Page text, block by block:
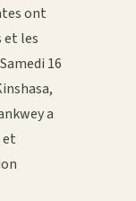
ont
et les
16
a
et